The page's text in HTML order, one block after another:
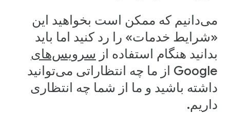
می‌دانیم که ممکن است بخواهید این
«شرایط خدمات» را رد کنید اما باید
بدانید هنگام استفاده از سرویس‌های
Google از ما چه انتظاراتی می‌توانید
داشته باشید و ما از شما چه انتظاری
داریم.